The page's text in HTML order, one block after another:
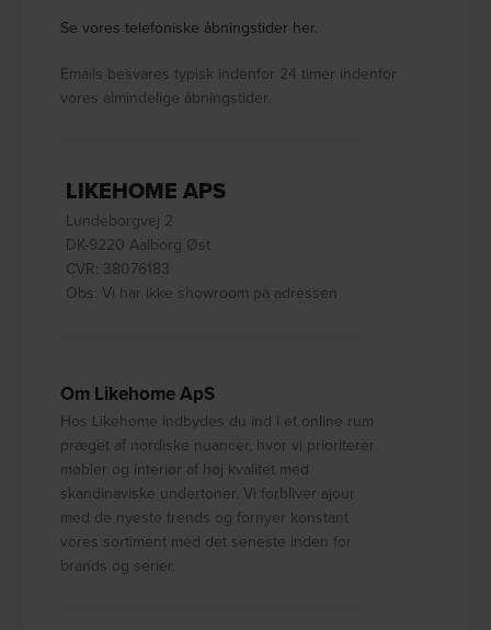
Se vores telefoniske åbningstider her.
Emails besvares typisk indenfor 24 timer indenfor
vores almindelige åbningstider.
LIKEHOME APS
Lundeborgvej 2
DK-9220 Aalborg Øst
CVR: 38076183
Obs: Vi har ikke showroom på adressen
Om Likehome ApS
Hos Likehome indbydes du ind i et online rum
præget af nordiske nuancer, hvor vi prioriterer
møbler og interiør af høj kvalitet med
skandinaviske undertoner. Vi forbliver ajour
med de nyeste trends og fornyer konstant
vores sortiment med det seneste inden for
brands og serier.